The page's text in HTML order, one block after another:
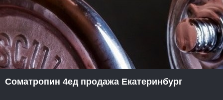
Cоматропин 4ед продажа Екатеринбург